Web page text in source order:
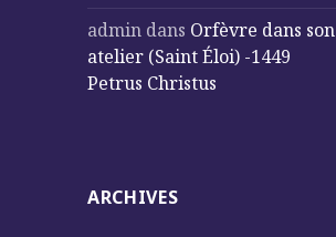
admin dans Orfèvre dans son
atelier (Saint Éloi) -1449
Petrus Christus
ARCHIVES